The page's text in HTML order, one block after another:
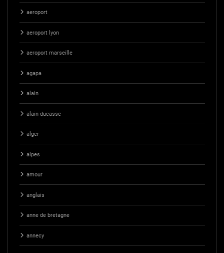
aeroport
aeroport lyon
aeroport marseille
agapa
alain
alain ducasse
alger
alpes
amour
anglais
anne de bretagne
annecy